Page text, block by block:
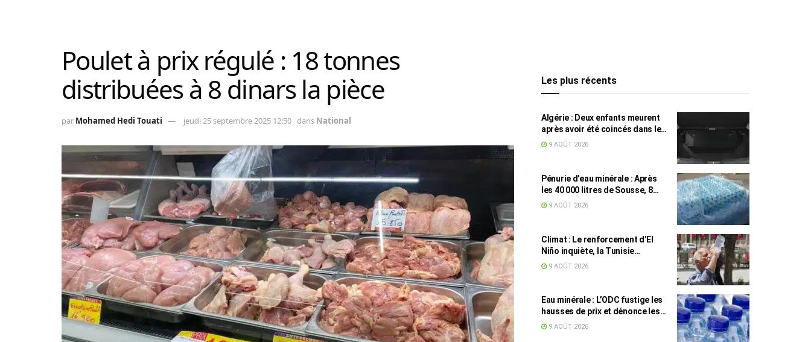
Poulet à prix régulé : 18 tonnes
distribuées à 8 dinars la pièce
par Mohamed Hedi Touati jeudi 25 septembre 2025 12:50 dans National
Les plus récents
Algérie : Deux enfants meurent
après avoir été coincés dans le
coffre d’une voiture
9 AOÛT 2026
Pénurie d’eau minérale : Après
les 40 000 litres de Sousse, 8
832 bouteilles saisies à Nabeul
9 AOÛT 2026
Climat : Le renforcement d’El
Niño inquiète, la Tunisie
concernée
9 AOÛT 2026
Eau minérale : L’ODC fustige les
hausses de prix et dénonce les
profiteurs de la pénurie
9 AOÛT 2026